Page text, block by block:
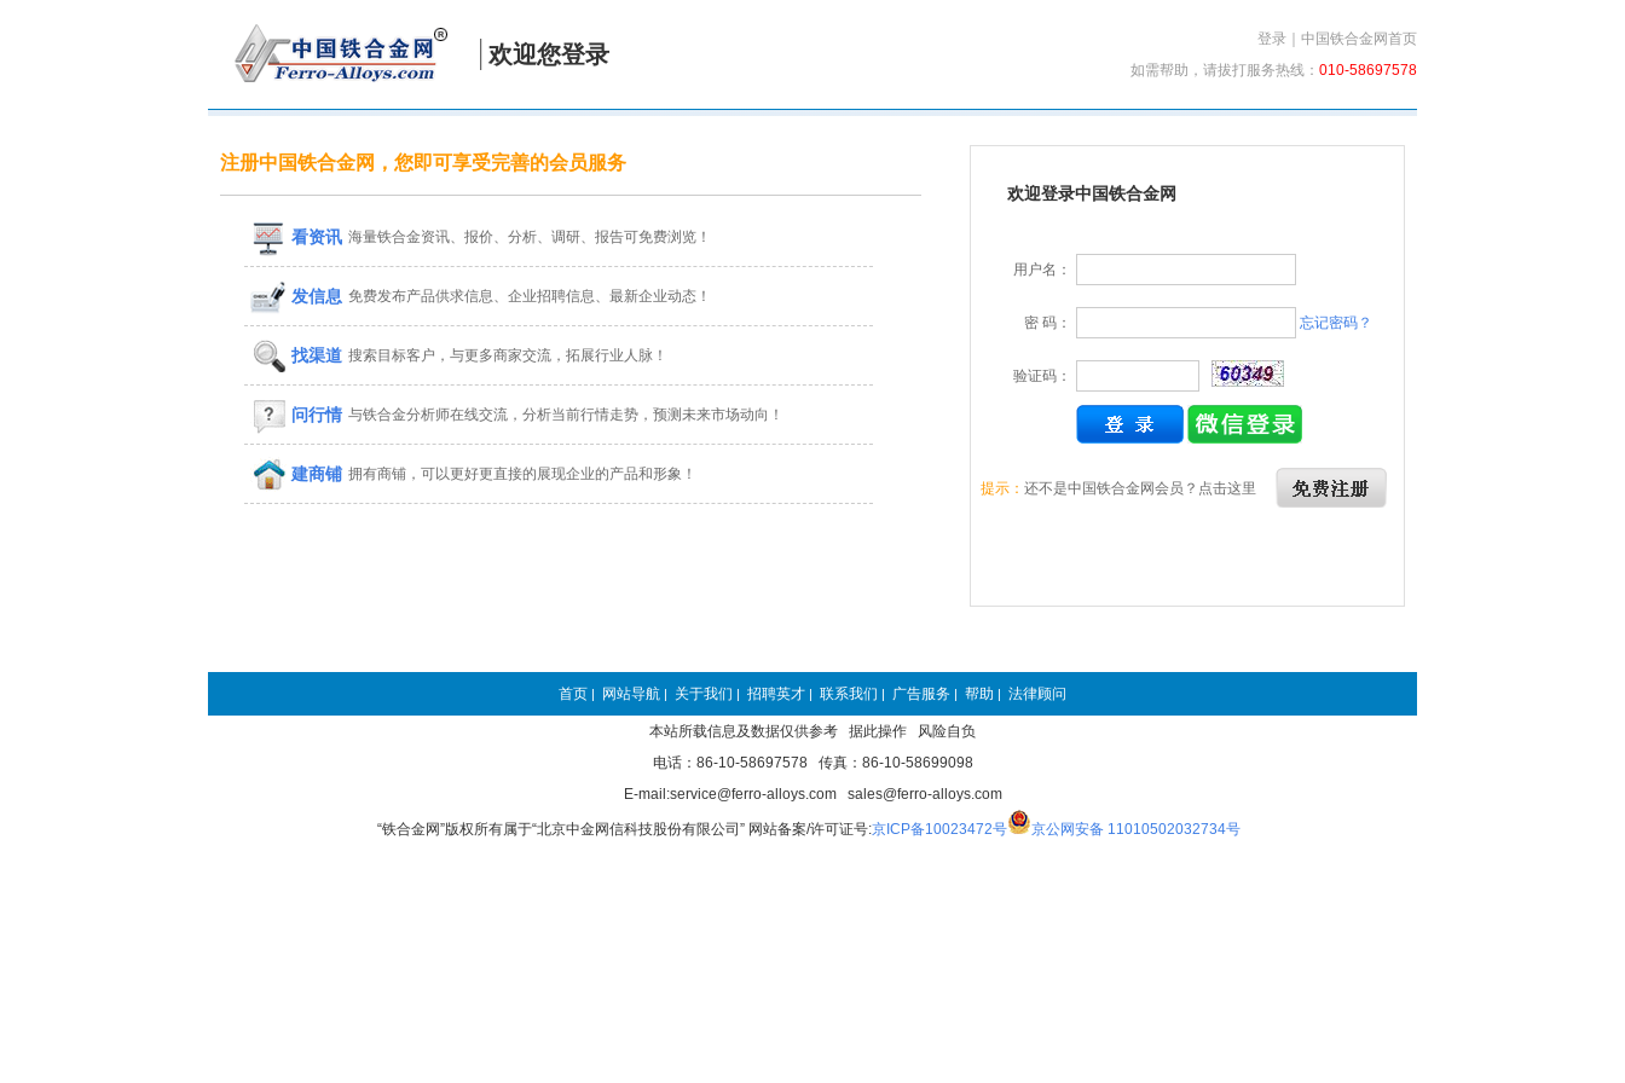
欢迎您登录
登录
中国铁合金网首页
如需帮助，请拔打服务热线： 010-58697578
注册中国铁合金网，您即可享受完善的会员服务
看资讯 海量铁合金资讯、报价、分析、调研、报告可免费浏览！
发信息 免费发布产品供求信息、企业招聘信息、最新企业动态！
找渠道 搜索目标客户，与更多商家交流，拓展行业人脉！
问行情 与铁合金分析师在线交流，分析当前行情走势，预测未来市场动向！
建商铺 拥有商铺，可以更好更直接的展现企业的产品和形象！
欢迎登录中国铁合金网
用户名：
密 码： 忘记密码？
验证码：
提示： 还不是中国铁合金网会员？点击这里
首页 | 网站导航 | 关于我们 | 招聘英才 | 联系我们 | 广告服务 | 帮助 | 法律顾问
本站所载信息及数据仅供参考 据此操作 风险自负
电话：86-10-58697578 传真：86-10-58699098
E-mail:service@ferro-alloys.com sales@ferro-alloys.com
“铁合金网”版权所有属于“北京中金网信科技股份有限公司” 网站备案/许可证号:京ICP备10023472号 京公网安备 11010502032734号